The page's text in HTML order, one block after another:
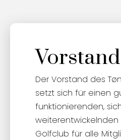
Vorstand
Der Vorstand des
setzt sich für einen
funktionierenden,
Golfclub für alle